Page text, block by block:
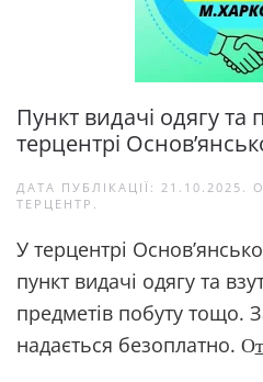
Пункт видачі одягу та
терцентрі
ДАТА ПУБЛІКАЦІЇ: 21.10.2025 .
ТЕРЦЕНТР .
У терцентрі
пункт видачі одягу та
предметів побуту тощо.
надається безоплатно.